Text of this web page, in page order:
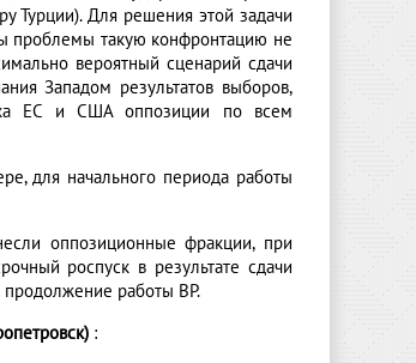
Турции). Для решения этой задачи
проблемы такую конфронтацию не
вероятный сценарий сдачи
Западом результатов выборов,
ЕС и США оппозиции по всем
для начального периода работы
оппозиционные фракции, при
роспуск в результате сдачи
работы ВР.
: